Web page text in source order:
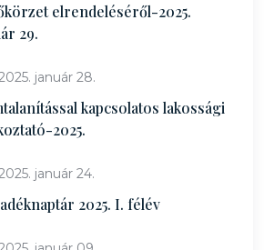
elrendeléséről-2025.
29.
január 28.
kapcsolatos lakossági
2025.
január 24.
2025. I. félév